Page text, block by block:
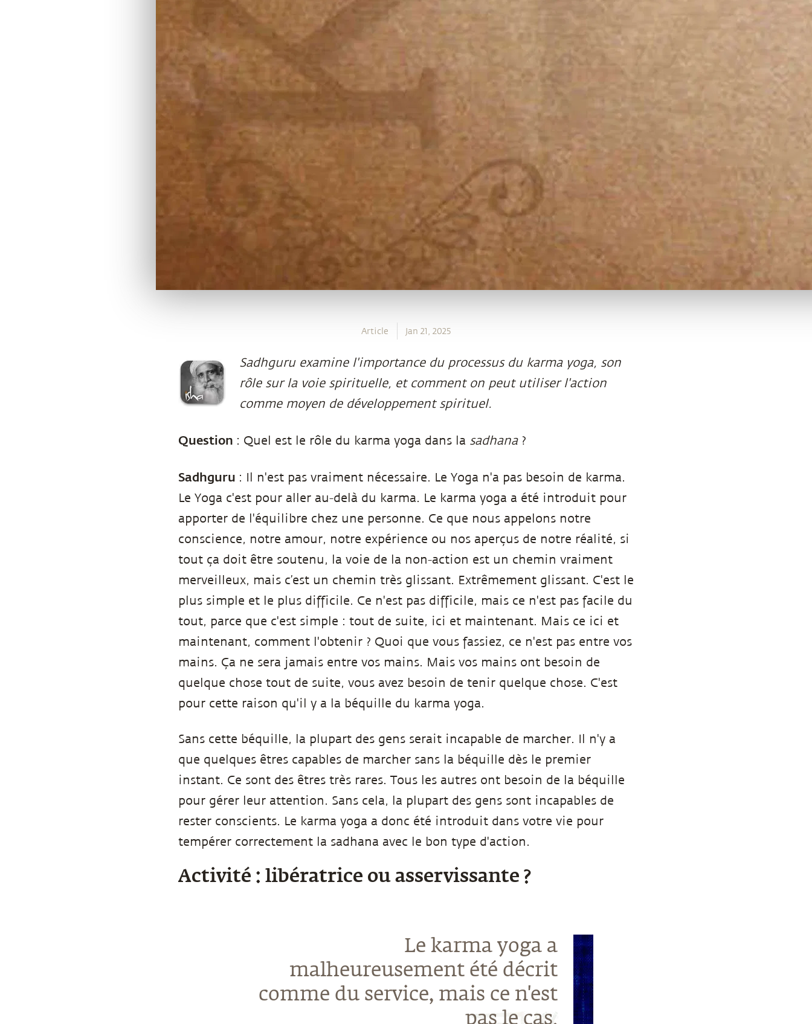
Article Jan 21, 2025
Sadhguru examine l'importance du processus du karma yoga, son
rôle sur la voie spirituelle, et comment on peut utiliser l'action
comme moyen de développement spirituel.
Question : Quel est le rôle du karma yoga dans la sadhana ?
Sadhguru : Il n'est pas vraiment nécessaire. Le Yoga n'a pas besoin de karma.
Le Yoga c'est pour aller au-delà du karma. Le karma yoga a été introduit pour
apporter de l'équilibre chez une personne. Ce que nous appelons notre
conscience, notre amour, notre expérience ou nos aperçus de notre réalité, si
tout ça doit être soutenu, la voie de la non-action est un chemin vraiment
merveilleux, mais c’est un chemin très glissant. Extrêmement glissant. C'est le
plus simple et le plus difficile. Ce n'est pas difficile, mais ce n'est pas facile du
tout, parce que c'est simple : tout de suite, ici et maintenant. Mais ce ici et
maintenant, comment l'obtenir ? Quoi que vous fassiez, ce n'est pas entre vos
mains. Ça ne sera jamais entre vos mains. Mais vos mains ont besoin de
quelque chose tout de suite, vous avez besoin de tenir quelque chose. C'est
pour cette raison qu'il y a la béquille du karma yoga.
Sans cette béquille, la plupart des gens serait incapable de marcher. Il n'y a
que quelques êtres capables de marcher sans la béquille dès le premier
instant. Ce sont des êtres très rares. Tous les autres ont besoin de la béquille
pour gérer leur attention. Sans cela, la plupart des gens sont incapables de
rester conscients. Le karma yoga a donc été introduit dans votre vie pour
tempérer correctement la sadhana avec le bon type d'action.
Activité : libératrice ou asservissante ?
Le karma yoga a
malheureusement été décrit
comme du service, mais ce n'est
pas le cas.